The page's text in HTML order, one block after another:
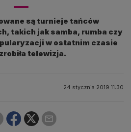
są turnieje tańców
takich jak samba, rumba czy
w ostatnim czasie
telewizja.
24 stycznia 2019 11:30